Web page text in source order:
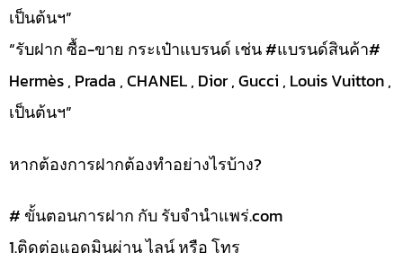
เป็นต้นฯ”
“รับฝาก ซื้อ-ขาย กระเป๋าแบรนด์ เช่น #แบรนด์สินค้า#
Hermès , Prada , CHANEL , Dior , Gucci , Louis Vuitton ,
เป็นต้นฯ”
หากต้องการฝากต้องทำอย่างไรบ้าง?
# ขั้นตอนการฝาก กับ รับจำนำแพร่.com
1.ติดต่อแอดมินผ่าน ไลน์ หรือ โทร